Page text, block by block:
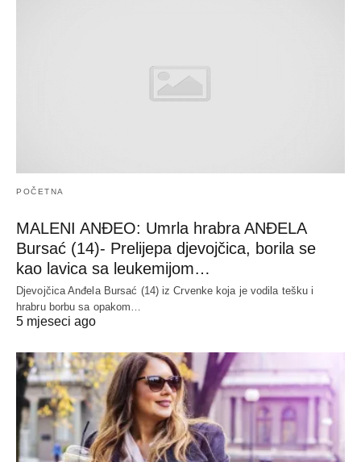
POČETNA
MALENI ANĐEO: Umrla hrabra ANĐELA
Bursać (14)- Prelijepa djevojčica, borila se
kao lavica sa leukemijom…
Djevojčica Anđela Bursać (14) iz Crvenke koja je vodila tešku i
hrabru borbu sa opakom…
5 mjeseci ago